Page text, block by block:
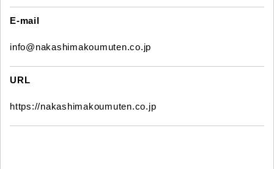
E-mail
info@nakashimakoumuten.co.jp
URL
https://nakashimakoumuten.co.jp